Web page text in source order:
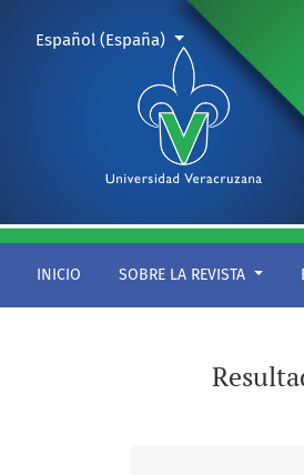
INICIO SOBRE LA REVISTA
Cambiar el idioma. El actual es:
Español (España)